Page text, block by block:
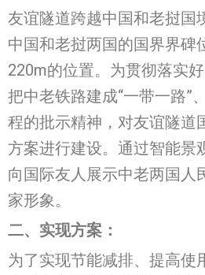
友谊隧道跨越中国和老挝国
中国和老挝两国的国界界碑
220m的位置。为贯彻落实
把中老铁路建成“一带一路”
程的批示精神，对友谊隧道
方案进行建设。通过智能景
向国际友人展示中老两国人
家形象。
二、实现方案：
为了实现节能减排、提高使